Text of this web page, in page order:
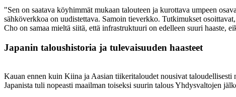
"Sen on saatava köyhimmät mukaan talouteen ja kurottava umpeen
sähköverkkoa on uudistettava. Samoin tieverkko. Tutkimukset
Cho on samaa mieltä siitä, että infrastruktuuri on edelleen suuri
Japanin taloushistoria ja tulevaisuuden haasteet
Kauan ennen kuin Kiina ja Aasian tiikeritaloudet nousivat
Japanista tuli nopeasti maailman toiseksi suurin talous Yhdysvaltojen